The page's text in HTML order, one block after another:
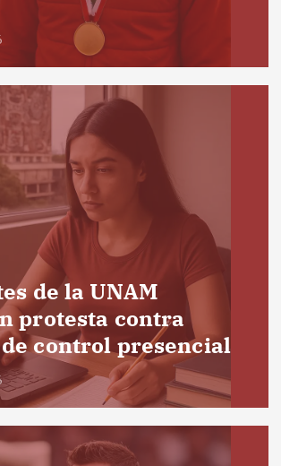
de la UNAM
protesta contra
control presencial